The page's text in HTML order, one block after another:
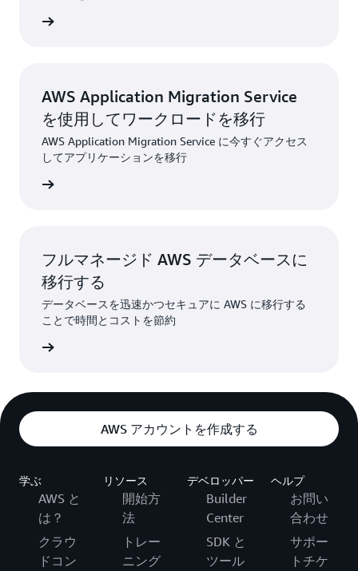
AWS Application Migration Service
を使用してワークロードを移行
AWS Application Migration Service に今すぐアクセス
してアプリケーションを移行
フルマネージド AWS データベースに
移行する
データベースを迅速かつセキュアに AWS に移行する
ことで時間とコストを節約
AWS アカウントを作成する
学ぶ
AWS と
は？
クラウ
ドコン
リソース
開始方
法
トレー
ニング
デベロッパー
Builder
Center
SDK と
ツール
ヘルプ
お問い
合わせ
サポー
トチケ